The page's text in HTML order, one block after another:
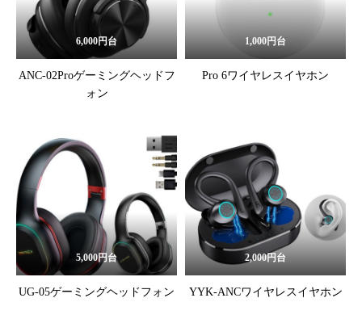
6,000円台
ANC-02Proゲーミングヘッドフ
ォン
1,000円台
Pro 6ワイヤレスイヤホン
5,000円台
UG-05ゲーミングヘッドフォン
2,000円台
YYK-ANCワイヤレスイヤホン